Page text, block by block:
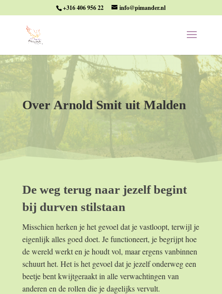
+316 406 956 22 info@pimander.nl
Over Arnold Smit uit Malden
De weg terug naar jezelf begint
bij durven stilstaan
Misschien herken je het gevoel dat je vastloopt, terwijl je
eigenlijk alles goed doet. Je functioneert, je begrijpt hoe
de wereld werkt en je houdt vol, maar ergens vanbinnen
schuurt het. Het is het gevoel dat je jezelf onderweg een
beetje bent kwijtgeraakt in alle verwachtingen van
anderen en de rollen die je dagelijks vervult.